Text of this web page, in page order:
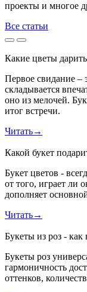
проекты и многое
Все статьи
Какие цветы
Первое свидание –
складывается
оно из мелочей.
итог встречи.
Читать→
Какой букет
Букет цветов -
от того, играет ли
дополняет
Читать→
Букеты из роз - как
Букеты роз
гармоничность
оттенков,